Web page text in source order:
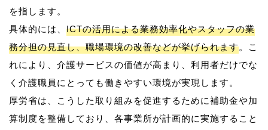
を指します。
具体的には、 ICTの活用による業務効率化やスタッフの業
務分担の見直し、職場環境の改善などが挙げられます。こ
れにより、介護サービスの価値が高まり、利用者だけでな
く介護職員にとっても働きやすい環境が実現します。
厚労省は、こうした取り組みを促進するために補助金や加
算制度を整備しており、各事業所が計画的に実施すること